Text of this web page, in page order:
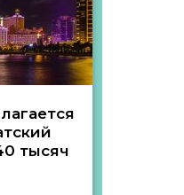
тысяч